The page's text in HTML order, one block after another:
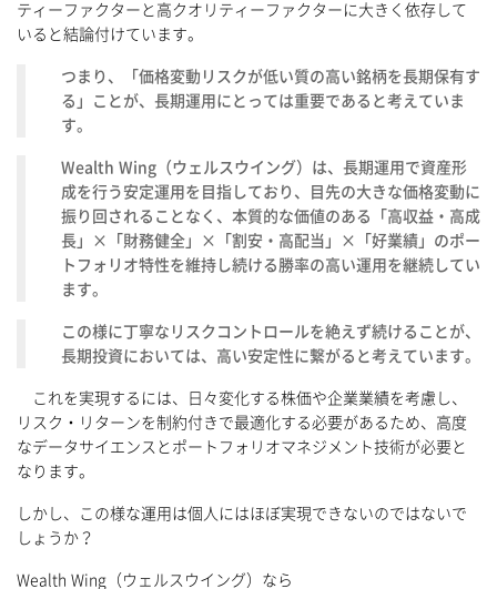
ティーファクターと高クオリティーファクターに大きく依存して
いると結論付けています。
つまり、「価格変動リスクが低い質の高い銘柄を長期保有す
る」ことが、長期運用にとっては重要であると考えていま
す。
Wealth Wing（ウェルスウイング）は、長期運用で資産形
成を行う安定運用を目指しており、目先の大きな価格変動に
振り回されることなく、本質的な価値のある「高収益・高成
長」×「財務健全」×「割安・高配当」×「好業績」のポー
トフォリオ特性を維持し続ける勝率の高い運用を継続してい
ます。
この様に丁寧なリスクコントロールを絶えず続けることが、
長期投資においては、高い安定性に繋がると考えています。
これを実現するには、日々変化する株価や企業業績を考慮し、
リスク・リターンを制約付きで最適化する必要があるため、高度
なデータサイエンスとポートフォリオマネジメント技術が必要と
なります。
しかし、この様な運用は個人にはほぼ実現できないのではないで
しょうか？
Wealth Wing（ウェルスウイング）なら